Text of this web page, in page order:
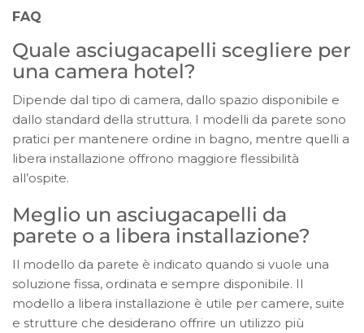
FAQ
Quale asciugacapelli scegliere per
una camera hotel?
Dipende dal tipo di camera, dallo spazio disponibile e
dallo standard della struttura. I modelli da parete sono
pratici per mantenere ordine in bagno, mentre quelli a
libera installazione offrono maggiore flessibilità
all’ospite.
Meglio un asciugacapelli da
parete o a libera installazione?
Il modello da parete è indicato quando si vuole una
soluzione fissa, ordinata e sempre disponibile. Il
modello a libera installazione è utile per camere, suite
e strutture che desiderano offrire un utilizzo più